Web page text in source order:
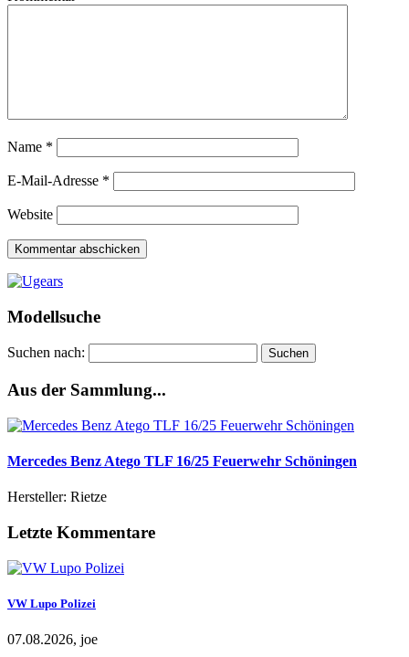
Name *
E-Mail-Adresse *
Website
Modellsuche
Suchen nach:
Aus der Sammlung...
Mercedes Benz Atego TLF 16/25 Feuerwehr Schöningen
Hersteller: Rietze
Letzte Kommentare
VW Lupo Polizei
07.08.2026, joe